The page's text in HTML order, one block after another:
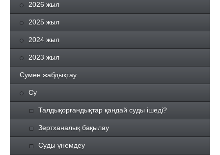
2026 жыл
2025 жыл
2024 жыл
2023 жыл
Сумен жабдықтау
Су
Талдықорғандықтар қандай суды ішеді?
Зертханалық бақылау
Суды үнемдеу